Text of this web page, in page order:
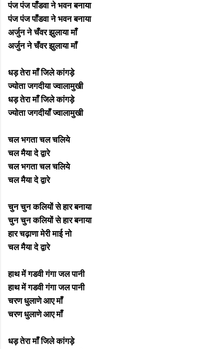
पंज पंज पाँडवा ने भवन बनाया
पंज पंज पाँडवा ने भवन बनाया
अर्जुन ने चँवर झुलाया माँ
अर्जुन ने चँवर झुलाया माँ
धड़ तेरा माँ जिले कांगड़े
ज्योता जगदीया ज्वालामुखी
धड़ तेरा माँ जिले कांगड़े
ज्योता जगदीयाँ ज्वालामुखी
चल भगता चल चलिये
चल मैया दे द्वारे
चल भगता चल चलिये
चल मैया दे द्वारे
चुन चुन कलियों से हार बनाया
चुन चुन कलियों से हार बनाया
हार चढ़ाणा मेरी माई नो
चल मैया दे द्वारे
हाथ में गडवी गंगा जल पानी
हाथ में गडवी गंगा जल पानी
चरण धुलाणे आए माँ
चरण धुलाणे आए माँ
धड़ तेरा माँ जिले कांगड़े